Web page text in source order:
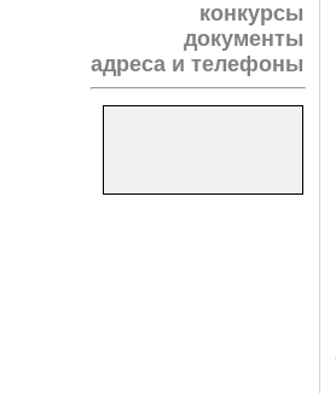
конкурсы
документы
адреса и телефоны